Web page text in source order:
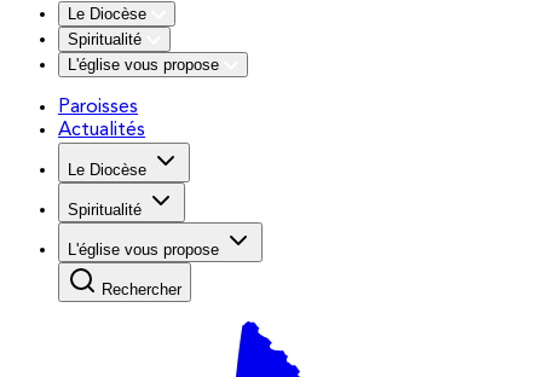
Le Diocèse
Spiritualité
L'église vous propose
Paroisses
Actualités
Le Diocèse
Spiritualité
L'église vous propose
Rechercher